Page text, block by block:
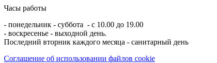
Часы работы
- понедельник - суббота - с 10.00 до 19.00
- воскресенье - выходной день.
Последний вторник каждого месяца - санитарный день
Соглашение об использовании файлов cookie